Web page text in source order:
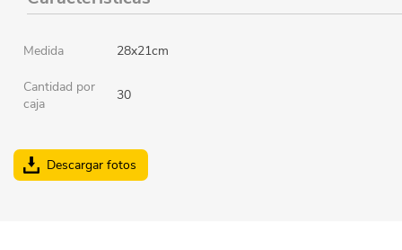
Medida 28x21cm
Cantidad por
caja
30
Descargar fotos